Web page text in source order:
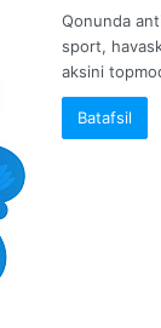
Qonunda
sport,
aksini
Batafsil